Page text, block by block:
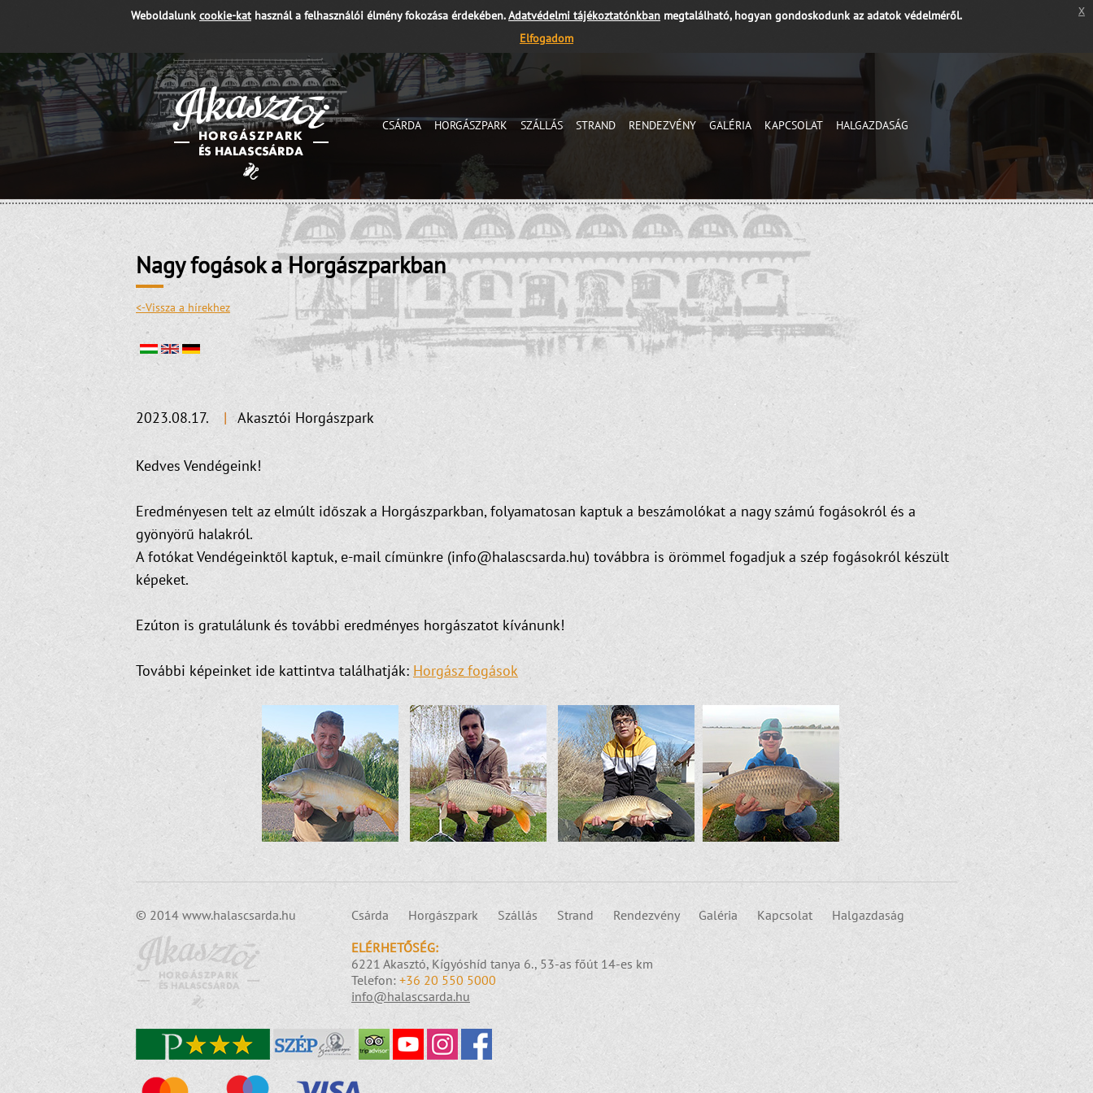
Weboldalunkcookie-kathasznál a felhasználói élmény fokozása érdekében.Adatvédelmi tájékoztatónkban megtalálható, hogyan gondoskodunk az adatok védelméről.
Elfogadom
x
CSÁRDA HORGÁSZPARK SZÁLLÁS STRAND RENDEZVÉNY GALÉRIA KAPCSOLAT HALGAZDASÁG
Nagy fogások a Horgászparkban
<-Vissza a hírekhez
2023.08.17. | Akasztói Horgászpark
Kedves Vendégeink!
Eredményesen telt az elmúlt időszak a Horgászparkban, folyamatosan kaptuk a beszámolókat a nagy számú fogásokról és a
gyönyörű halakról.
A fotókat Vendégeinktől kaptuk, e-mail címünkre (info@halascsarda.hu) továbbra is örömmel fogadjuk a szép fogásokról készült
képeket.
Ezúton is gratulálunk és további eredményes horgászatot kívánunk!
További képeinket ide kattintva találhatják: Horgász fogások
© 2014 www.halascsarda.hu Csárda Horgászpark Szállás Strand Rendezvény Galéria Kapcsolat
Halgazdaság
ELÉRHETŐSÉG:
6221 Akasztó, Kígyóshíd tanya 6., 53-as főút 14-es km
Telefon: +36 20 550 5000
info@halascsarda.hu